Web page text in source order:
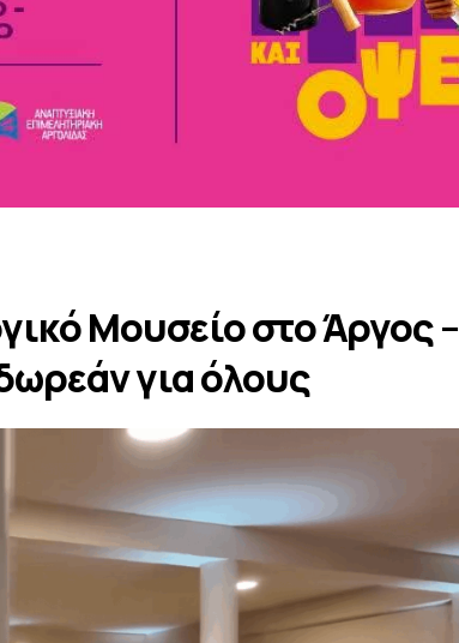
Μουσείο στο Άργος –
για όλους